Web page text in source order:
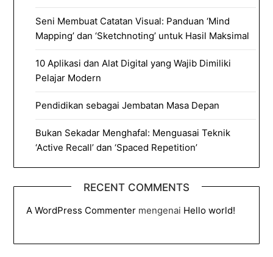
Seni Membuat Catatan Visual: Panduan ‘Mind
Mapping’ dan ‘Sketchnoting’ untuk Hasil Maksimal
10 Aplikasi dan Alat Digital yang Wajib Dimiliki
Pelajar Modern
Pendidikan sebagai Jembatan Masa Depan
Bukan Sekadar Menghafal: Menguasai Teknik
‘Active Recall’ dan ‘Spaced Repetition’
RECENT COMMENTS
A WordPress Commenter mengenai Hello world!